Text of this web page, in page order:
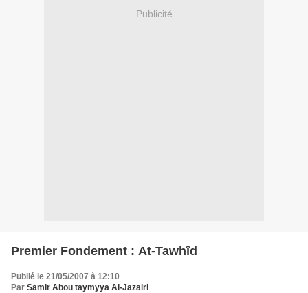
Publicité
Premier Fondement : At-Tawhîd
Publié le 21/05/2007 à 12:10
Par Samir Abou taymyya Al-Jazairi